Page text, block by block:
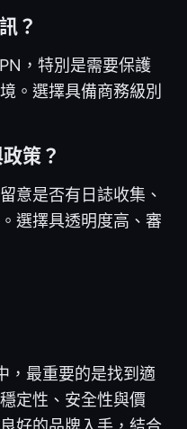
？
，特別是需要保護
。選擇具備商務級別
策？
意是否有日誌收集、
選擇具透明度高、審
，最重要的是找到適
定性、安全性與價